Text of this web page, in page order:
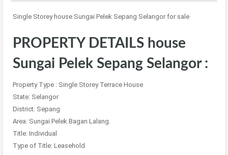
Single Storey house Sungai Pelek Sepang Selangor for sale
PROPERTY DETAILS house
Sungai Pelek Sepang Selangor :
Property Type : Single Storey Terrace House
State: Selangor
District: Sepang
Area: Sungai Pelek Bagan Lalang.
Title: Individual
Type of Title: Leasehold